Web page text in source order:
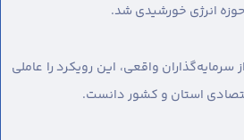
انرژی خورشیدی شد.
سرمایه‌گذاران واقعی، این رویکرد را عاملی
استان و کشور دانست.